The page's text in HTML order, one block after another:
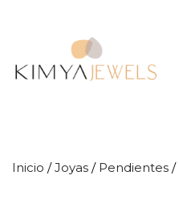
Inicio /Joyas / Pendientes /